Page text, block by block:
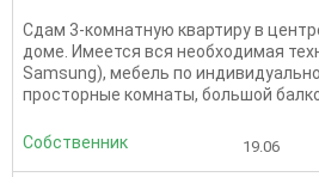
Сдам 3-комнатную квартиру в
доме. Имеется вся необходимая
Sаmsung), мебель по
просторные комнаты, большой
Собственник 19.06